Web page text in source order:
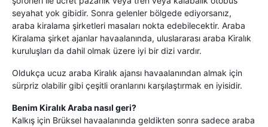
seyahat yok gibidir. Sonra gelenler bölgede ediyorsanız,
araba kiralama şirketleri masaları nokta edebilecektir. Araba
Kiralama şirket ajanlar havaalanında, uluslararası araba Kiralık
kuruluşları da dahil olmak üzere iyi bir dizi vardır.
Oldukça ucuz araba Kiralık ajansı havaalanından almak için
sürpriz olabilir gibi çeşitli oranlarını karşılaştırmak en iyisidir.
Benim Kiralık Araba nasıl geri?
Kalkış için Brüksel havaalanında geldikten sonra sadece araba